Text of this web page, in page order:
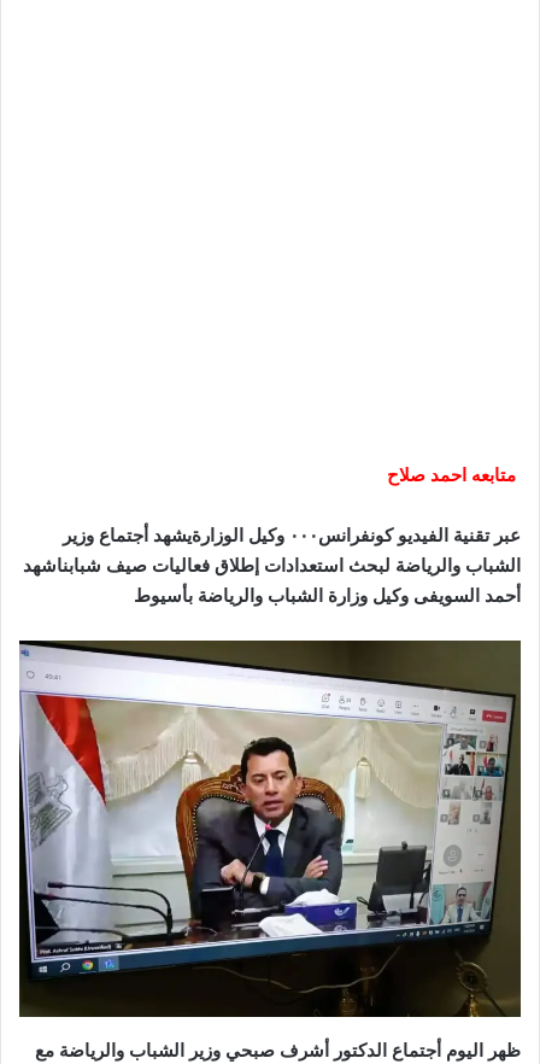
متابعه احمد صلاح
عبر تقنية الفيديو كونفرانس٠٠٠ وكيل الوزارةيشهد أجتماع وزير
الشباب والرياضة لبحث استعدادات إطلاق فعاليات صيف شبابناشهد
أحمد السويفى وكيل وزارة الشباب والرياضة بأسيوط
ظهر اليوم أجتماع الدكتور أشرف صبحي وزير الشباب والرياضة مع